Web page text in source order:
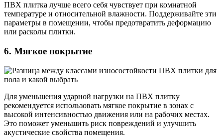
ПВХ плитка лучше всего себя чувствует при комнатной
температуре и относительной влажности. Поддерживайте эти
параметры в помещении, чтобы предотвратить деформацию
или расколы плитки.
6. Мягкое покрытие
Для уменьшения ударной нагрузки на ПВХ плитку
рекомендуется использовать мягкое покрытие в зонах с
высокой интенсивностью движения или на рабочих местах.
Это поможет уменьшить риск повреждений и улучшить
акустические свойства помещения.